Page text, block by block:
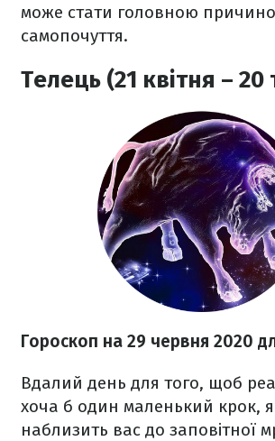
може стати головною
самопочуття.
Телець (21 квітня –
Гороскоп на 29 червня 2020
Вдалий день для того, щоб
хоча б один маленький крок,
наблизить вас до заповітної